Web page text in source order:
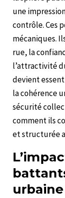
une
contrôle. Ces
mécaniques.
rue, la
l’attractivité
devient
la cohérence
sécurité
comment ils
et structurée
urbaine